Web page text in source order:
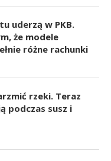
uderzą w PKB.
że modele
różne rachunki
rzeki. Teraz
podczas susz i